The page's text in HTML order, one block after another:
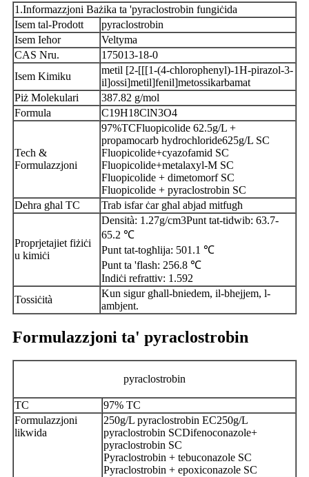
1.Informazzjoni Bażika ta 'pyraclostrobin fungiċida
Isem tal-Prodott
pyraclostrobin
Isem Ieħor
Veltyma
CAS Nru.
175013-18-0
Isem Kimiku
metil [2-[[[1-(4-chlorophenyl)-1H-pirazol-3-
il]ossi]metil]fenil]metossikarbamat
Piż Molekulari
387.82 g/mol
Formula
C19H18ClN3O4
Tech &
Formulazzjoni
97%TCFluopicolide 62.5g/L +
propamocarb hydrochloride625g/L SC
Fluopicolide+cyazofamid SC
Fluopicolide+metalaxyl-M SC
Fluopicolide + dimetomorf SC
Fluopicolide + pyraclostrobin SC
Dehra għal TC
Trab isfar ċar għal abjad mitfugħ
Proprjetajiet fiżiċi
u kimiċi
Densità: 1.27g/cm3Punt tat-tidwib: 63.7-
65.2 ℃
Punt tat-togħlija: 501.1 ℃
Punt ta 'flash: 256.8 ℃
Indiċi refrattiv: 1.592
Tossiċità
Kun sigur għall-bniedem, il-bhejjem, l-
ambjent.
Formulazzjoni ta' pyraclostrobin
pyraclostrobin
TC
97% TC
Formulazzjoni
likwida
250g/L pyraclostrobin EC250g/L
pyraclostrobin SCDifenoconazole+
pyraclostrobin SC
Pyraclostrobin + tebuconazole SC
Pyraclostrobin + epoxiconazole SC